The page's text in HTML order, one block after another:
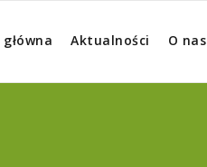
Aktualności O nas